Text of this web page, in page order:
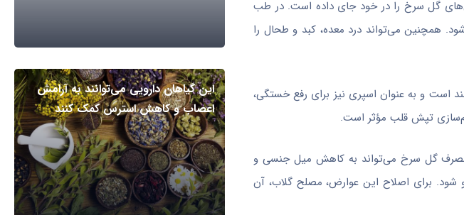
گل سرخ را در خود جای داده است. در طب
همچنین می‌تواند درد معده، کبد و طحال را
است و به عنوان اسپری نیز برای رفع خستگی،
تپش قلب مؤثر است.
مصرف گل سرخ می‌تواند به کاهش میل جنسی و
برای اصلاح این عوارض، مصلح گلاب، آن
این گیاهان دارویی می‌توانند به آرامش
اعصاب و کاهش استرس کمک کنند